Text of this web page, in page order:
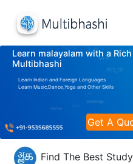
Learn malayalam with a
Multibhashi
Learn Indian and Foreign Languages
Learn Music,Dance,Yoga and Other Skills
Get A
Find The Best